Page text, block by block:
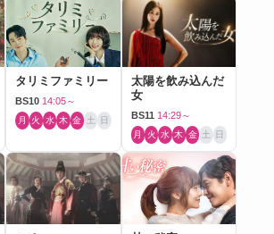
タリミファミリー
BS10 14:05～
月 火 水 木 金 土 日
太陽を飲み込んだ
女
BS11 14:29～
月 火 水 木 金 土 日